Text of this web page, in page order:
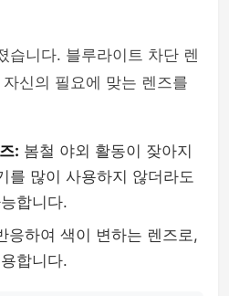
습니다. 블루라이트 차단 렌
신의 필요에 맞는 렌즈를
: 봄철 야외 활동이 잦아지
를 많이 사용하지 않더라도
합니다.
응하여 색이 변하는 렌즈로,
합니다.